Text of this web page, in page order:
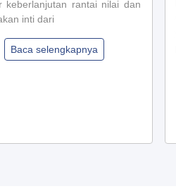
keberlanjutan rantai nilai dan
inti dari
Baca selengkapnya